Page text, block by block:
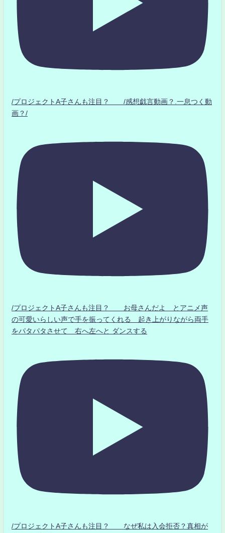
/プロジェクトA子さんも注目？ /感想戯言動画？.一息つく動
画？/
/プロジェクトA子さんも注目？ お母さんだよ とアニメ声
の可愛いらしい声で手を振ってくれる 起き上がりながら両手
をパタパタさせて 右へ左へと ダンスする
/プロジェクトA子さんも注目？ なぜ私は入会拒否？真相が